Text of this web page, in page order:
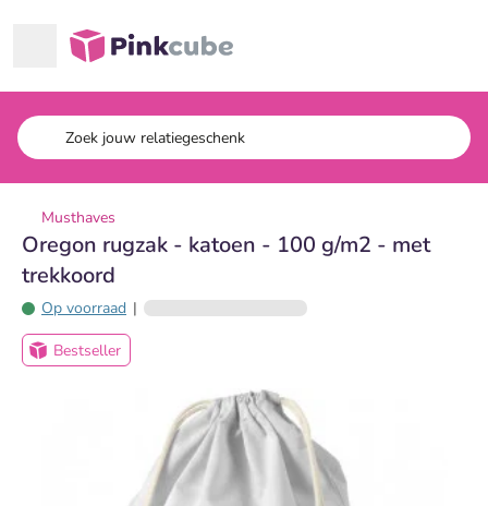
Pinkcube
Musthaves
Oregon rugzak - katoen - 100 g/m2 - met
trekkoord
Op voorraad |
Bestseller